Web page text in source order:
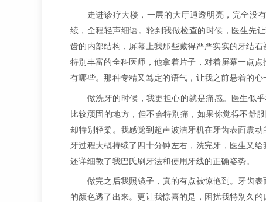
走进诊疗大楼，一层的大厅通透明亮，完全没
续，全程轻声细语。轮到我做检查的时候，医生先
齿的内部结构，屏幕上我那些藏得严严实实的牙结
特别丰富的全科医师，他拿着片子，对着屏幕一点
有哪些。那种专精又笃定的语气，让我之前悬着的心
做洗牙的时候，我更担心的就是痛感。医生似
比较顽固的地方，但不会特别痛，如果你觉得不舒
却特别轻柔。我感觉到超声波洁牙机在牙齿表面震
牙过程大概持续了四十分钟左右，洗完牙，医生又
还详细教了我巴氏刷牙法和使用牙线的正确姿势。
做完之后我照镜子，真的有点被惊艳到。牙齿
的颜色透了出来。更让我惊喜的是，困扰我特别久